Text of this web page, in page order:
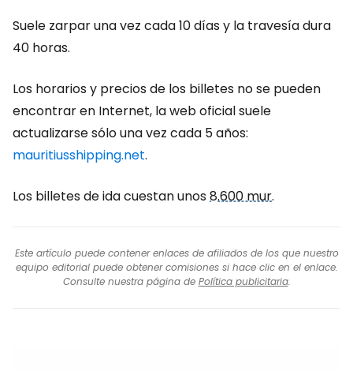
Suele zarpar una vez cada 10 días y la travesía dura
40 horas.
Los horarios y precios de los billetes no se pueden
encontrar en Internet, la web oficial suele
actualizarse sólo una vez cada 5 años:
mauritiusshipping.net.
Los billetes de ida cuestan unos8.600 mur.
Este artículo puede contener enlaces de afiliados de los que nuestro
equipo editorial puede obtener comisiones si hace clic en el enlace.
Consulte nuestra página de Política publicitaria.